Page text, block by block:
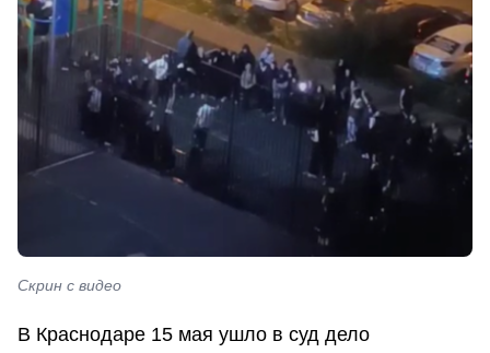
Скрин с видео
В Краснодаре 15 мая ушло в суд дело